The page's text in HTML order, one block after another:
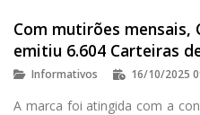
Com mutirões mensais,
emitiu 6.604 Carteiras
Informativos 16/10/2025
A marca foi atingida com a